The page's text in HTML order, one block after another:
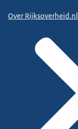
Over Rijksoverheid.nl